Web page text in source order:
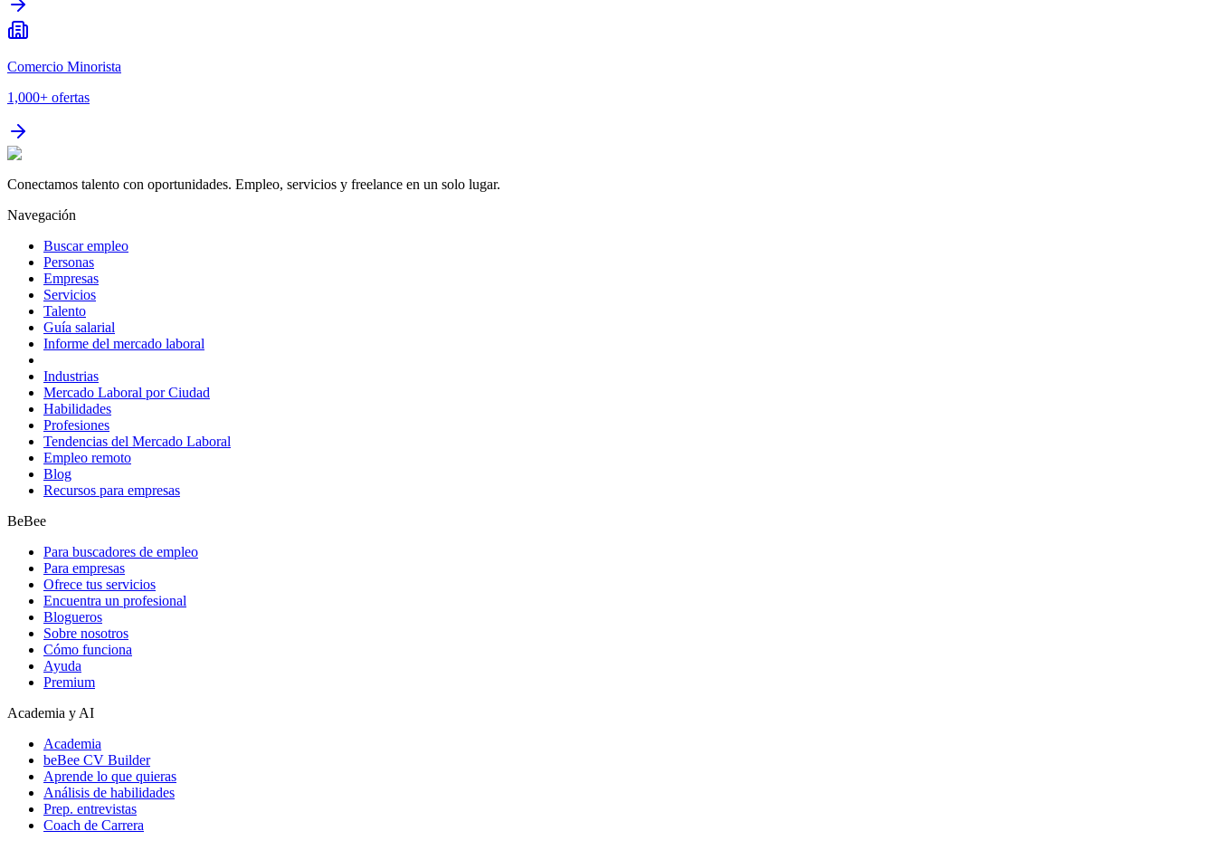
Comercio Minorista
1,000+ ofertas
Conectamos talento con oportunidades. Empleo, servicios y freelance en un solo lugar.
Navegación
Buscar empleo
Personas
Empresas
Servicios
Talento
Guía salarial
Informe del mercado laboral
Industrias
Mercado Laboral por Ciudad
Habilidades
Profesiones
Tendencias del Mercado Laboral
Empleo remoto
Blog
Recursos para empresas
BeBee
Para buscadores de empleo
Para empresas
Ofrece tus servicios
Encuentra un profesional
Blogueros
Sobre nosotros
Cómo funciona
Ayuda
Premium
Academia y AI
Academia
beBee CV Builder
Aprende lo que quieras
Análisis de habilidades
Prep. entrevistas
Coach de Carrera